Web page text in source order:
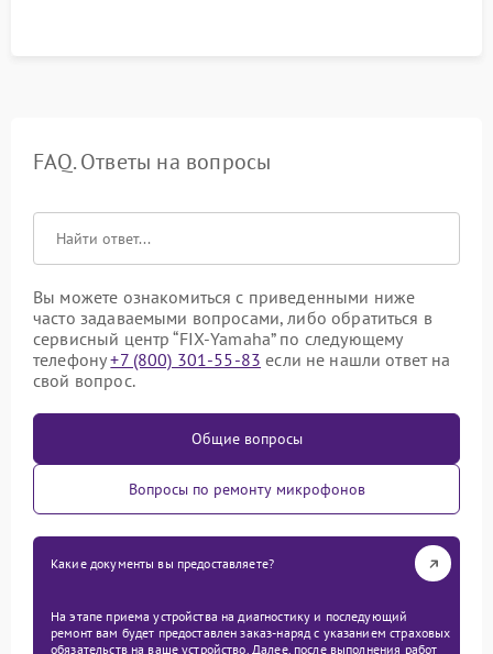
FAQ. Ответы на вопросы
Вы можете ознакомиться с приведенными ниже
часто задаваемыми вопросами, либо обратиться в
сервисный центр “FIX-Yamaha” по следующему
телефону+7 (800) 301-55-83 если не нашли ответ на
свой вопрос.
Общие вопросы
Вопросы по ремонту микрофонов
Какие документы вы предоставляете?
На этапе приема устройства на диагностику и последующий
ремонт вам будет предоставлен заказ-наряд с указанием страховых
обязательств на ваше устройство. Далее, после выполнения работ